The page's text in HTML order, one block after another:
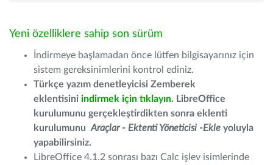
Yeni özelliklere sahip son sürüm
İndirmeye başlamadan önce lütfen bilgisayarınız için
sistem gereksinimlerini kontrol ediniz.
Türkçe yazım denetleyicisi Zemberek
eklentisini indirmek için tıklayın. LibreOffice
kurulumunu gerçekleştirdikten sonra eklenti
kurulumunu Araçlar - Ektenti Yöneticisi -Ekle yoluyla
yapabilirsiniz.
LibreOffice 4.1.2 sonrası bazı Calc işlev isimlerinde